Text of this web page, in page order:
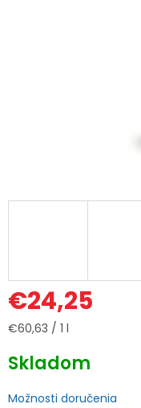
€24,25
Jednotková
€60,63 / 1 l
Skladom
Možnosti doručenia